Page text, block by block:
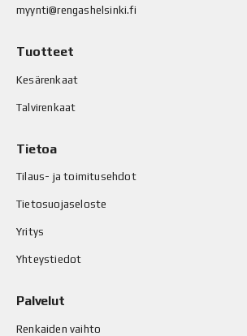
myynti@rengashelsinki.fi
Tuotteet
Kesärenkaat
Talvirenkaat
Tietoa
Tilaus- ja toimitusehdot
Tietosuojaseloste
Yritys
Yhteystiedot
Palvelut
Renkaiden vaihto